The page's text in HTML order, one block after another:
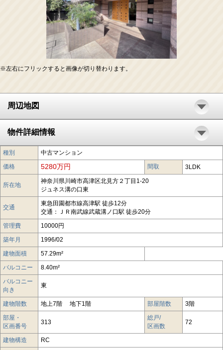
※左右にフリックすると画像が切り替わります。
周辺地図
物件詳細情報
種別
中古マンション
価格
5280万円 間取 3LDK
所在地
神奈川県川崎市高津区北見方２丁目1-20
ジュネス溝の口東
交通
東急田園都市線高津駅 徒歩12分
交通：ＪＲ南武線武蔵溝ノ口駅 徒歩20分
管理費
10000円
築年月
1996/02
建物面積
57.29m²
バルコニー
8.40m²
バルコニー
向き
東
建物階数 地上7階 地下1階 部屋階数
3階
部屋・
区画番号
313
総戸/
区画数
72
建物構造
RC